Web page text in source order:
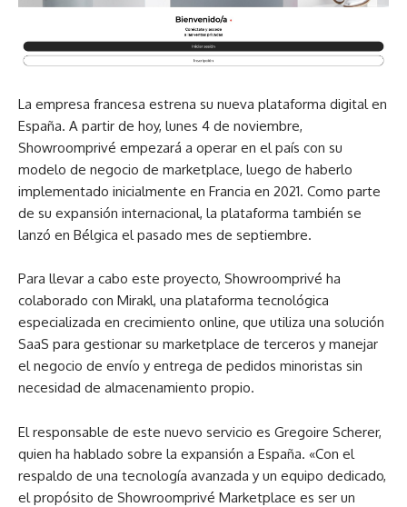
La empresa francesa estrena su nueva plataforma digital en
España. A partir de hoy, lunes 4 de noviembre,
Showroomprivé empezará a operar en el país con su
modelo de negocio de marketplace, luego de haberlo
implementado inicialmente en Francia en 2021. Como parte
de su expansión internacional, la plataforma también se
lanzó en Bélgica el pasado mes de septiembre.
Para llevar a cabo este proyecto, Showroomprivé ha
colaborado con Mirakl, una plataforma tecnológica
especializada en crecimiento online, que utiliza una solución
SaaS para gestionar su marketplace de terceros y manejar
el negocio de envío y entrega de pedidos minoristas sin
necesidad de almacenamiento propio.
El responsable de este nuevo servicio es Gregoire Scherer,
quien ha hablado sobre la expansión a España. «Con el
respaldo de una tecnología avanzada y un equipo dedicado,
el propósito de Showroomprivé Marketplace es ser un